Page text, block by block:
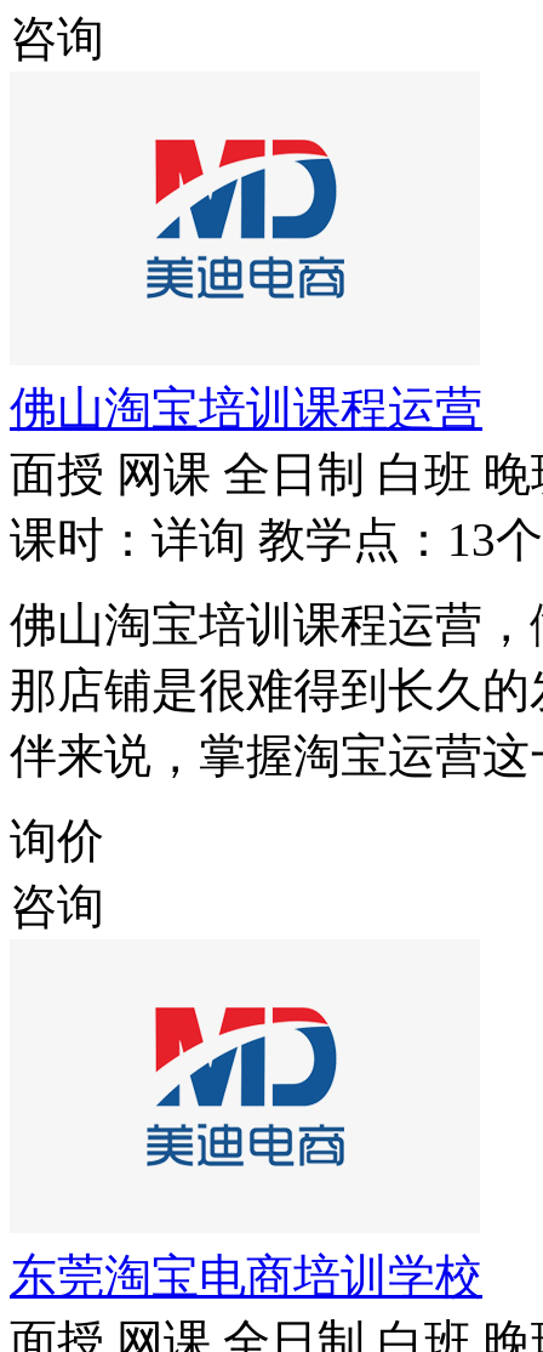
咨询
佛山淘宝培训课程运营
面授 网课 全日制 白班 晚
课时：详询 教学点：13个
佛山淘宝培训课程运营
那店铺是很难得到长久
伴来说，掌握淘宝运营
询价
咨询
东莞淘宝电商培训学校
面授 网课 全日制 白班 晚